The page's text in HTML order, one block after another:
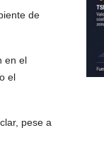
de
en el
el
pese a